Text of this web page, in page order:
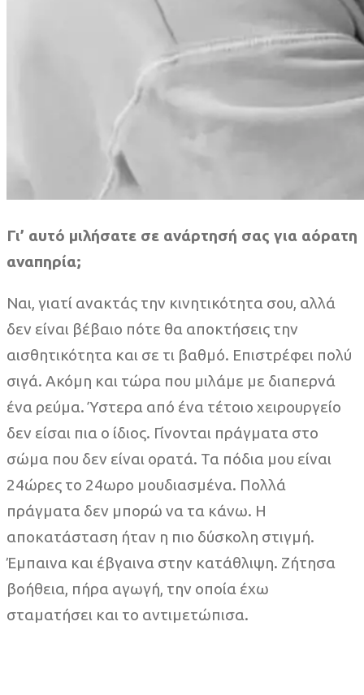
Γι’ αυτό μιλήσατε σε ανάρτησή σας για αόρατη
αναπηρία;
Ναι, γιατί ανακτάς την κινητικότητα σου, αλλά
δεν είναι βέβαιο πότε θα αποκτήσεις την
αισθητικότητα και σε τι βαθμό. Επιστρέφει πολύ
σιγά. Ακόμη και τώρα που μιλάμε με διαπερνά
ένα ρεύμα. Ύστερα από ένα τέτοιο χειρουργείο
δεν είσαι πια ο ίδιος. Γίνονται πράγματα στο
σώμα που δεν είναι ορατά. Τα πόδια μου είναι
24ώρες το 24ωρο μουδιασμένα. Πολλά
πράγματα δεν μπορώ να τα κάνω. Η
αποκατάσταση ήταν η πιο δύσκολη στιγμή.
Έμπαινα και έβγαινα στην κατάθλιψη. Ζήτησα
βοήθεια, πήρα αγωγή, την οποία έχω
σταματήσει και το αντιμετώπισα.